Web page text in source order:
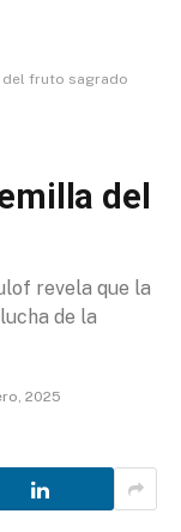
del fruto sagrado
del
revela que la
de la
2025